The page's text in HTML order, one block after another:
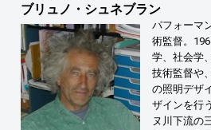
ブリュノ・シュネブラン
パフォーマ
術監督。
学、社会学
技術監督や
の照明デザ
ザインを行
ヌ川下流の